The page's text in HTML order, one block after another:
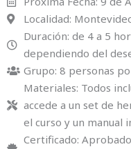
Localidad:
Duración: de 4 a 5
dependiendo del
Grupo: 8 personas
Materiales: Todos
accede a un set de
el curso y un manual
Certificado: